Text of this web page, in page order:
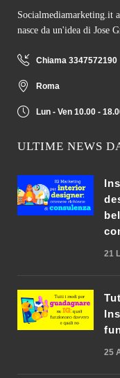
Socialmediamarketing.it
nasce da un'idea di Jose
Chiama 3347572190
Roma
Lun - Ven 10.00 -
ULTIME NEWS
21
25